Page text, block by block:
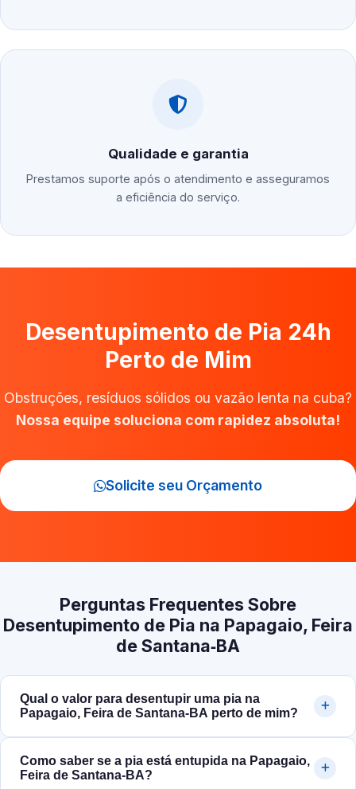
Qualidade e garantia
Prestamos suporte após o atendimento e asseguramos
a eficiência do serviço.
Desentupimento de Pia 24h
Perto de Mim
Obstruções, resíduos sólidos ou vazão lenta na cuba?
Nossa equipe soluciona com rapidez absoluta!
Solicite seu Orçamento
Perguntas Frequentes Sobre
Desentupimento de Pia na Papagaio, Feira
de Santana‑BA
Qual o valor para desentupir uma pia na
Papagaio, Feira de Santana‑BA perto de mim?
Como saber se a pia está entupida na Papagaio,
Feira de Santana‑BA?